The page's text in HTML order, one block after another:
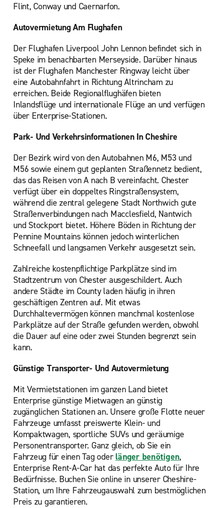
Flint, Conway und Caernarfon.
Autovermietung Am Flughafen
Der Flughafen Liverpool John Lennon befindet sich in
Speke im benachbarten Merseyside. Darüber hinaus
ist der Flughafen Manchester Ringway leicht über
eine Autobahnfahrt in Richtung Altrincham zu
erreichen. Beide Regionalflughäfen bieten
Inlandsflüge und internationale Flüge an und verfügen
über Enterprise-Stationen.
Park- Und Verkehrsinformationen In Cheshire
Der Bezirk wird von den Autobahnen M6, M53 und
M56 sowie einem gut geplanten Straßennetz bedient,
das das Reisen von A nach B vereinfacht. Chester
verfügt über ein doppeltes Ringstraßensystem,
während die zentral gelegene Stadt Northwich gute
Straßenverbindungen nach Macclesfield, Nantwich
und Stockport bietet. Höhere Böden in Richtung der
Pennine Mountains können jedoch winterlichen
Schneefall und langsamen Verkehr ausgesetzt sein.
Zahlreiche kostenpflichtige Parkplätze sind im
Stadtzentrum von Chester ausgeschildert. Auch
andere Städte im County laden häufig in ihren
geschäftigen Zentren auf. Mit etwas
Durchhaltevermögen können manchmal kostenlose
Parkplätze auf der Straße gefunden werden, obwohl
die Dauer auf eine oder zwei Stunden begrenzt sein
kann.
Günstige Transporter- Und Autovermietung
Mit Vermietstationen im ganzen Land bietet
Enterprise günstige Mietwagen an günstig
zugänglichen Stationen an. Unsere große Flotte neuer
Fahrzeuge umfasst preiswerte Klein- und
Kompaktwagen, sportliche SUVs und geräumige
Personentransporter. Ganz gleich, ob Sie ein
Fahrzeug für einen Tag oder länger benötigen,
Enterprise Rent-A-Car hat das perfekte Auto für Ihre
Bedürfnisse. Buchen Sie online in unserer Cheshire-
Station, um Ihre Fahrzeugauswahl zum bestmöglichen
Preis zu garantieren.